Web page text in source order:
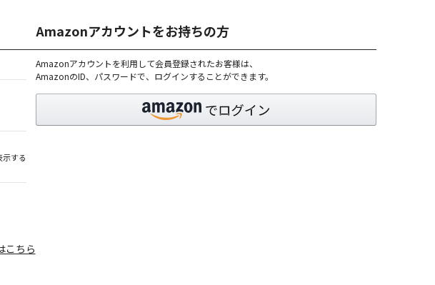
する
こちら
Amazonアカウントをお持ちの方
Amazonアカウントを利用して会員登録されたお客様は、
AmazonのID、パスワードで、ログインすることができます。